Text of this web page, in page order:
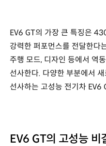
EV6 GT의 가장 큰 특징은
강력한 퍼포먼스를 전달한다
주행 모드, 디자인 등에서 역
선사한다. 다양한 부분에서
선사하는 고성능 전기차 EV6
EV6 GT의 고성능 비